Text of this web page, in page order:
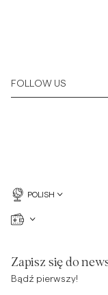
FOLLOW US
POLISH
Zapisz się do
Bądź pierwszy!